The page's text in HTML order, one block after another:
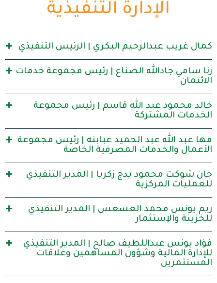
الإدارة التنفيذية
كمال غريب عبدالرحيم البكري | الرئيس التنفيذي
رنا سامي جادالله الصناع | رئيس مجموعة خدمات
الائتمان
خالد محمود عبد الله قاسم | رئيس مجموعة
الخدمات المشتركة
مها عبد الله عبد الحميد عبابنه | رئيس مجموعة
الأعمال والخدمات المصرفية الخاصة
جان شوكت محمود يدج زكريا | المدير التنفيذي
للعمليات المركزية
ريم يونس محمد العسعس | المدير التنفيذي
للخزينة والإستثمار
فؤاد يونس عبداللطيف صالح | المدير التنفيذي
للإدارة المالية وشؤون المساهمين وعلاقات
المستثمرين